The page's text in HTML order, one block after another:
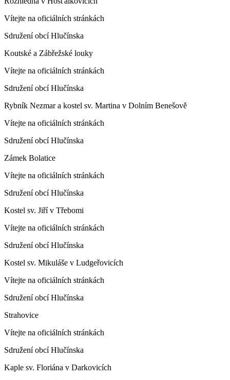
Vítejte na oficiálních stránkách
Sdružení obcí Hlučínska
Koutské a Zábřežské louky
Vítejte na oficiálních stránkách
Sdružení obcí Hlučínska
Rybník Nezmar a kostel sv. Martina v Dolním Benešově
Vítejte na oficiálních stránkách
Sdružení obcí Hlučínska
Zámek Bolatice
Vítejte na oficiálních stránkách
Sdružení obcí Hlučínska
Kostel sv. Jiří v Třebomi
Vítejte na oficiálních stránkách
Sdružení obcí Hlučínska
Kostel sv. Mikuláše v Ludgeřovicích
Vítejte na oficiálních stránkách
Sdružení obcí Hlučínska
Strahovice
Vítejte na oficiálních stránkách
Sdružení obcí Hlučínska
Kaple sv. Floriána v Darkovicích